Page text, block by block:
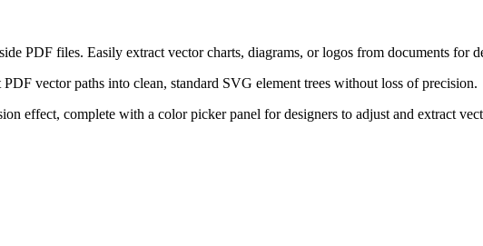
PDF files. Easily extract vector charts, diagrams, or logos from documents for
vector paths into clean, standard SVG element trees without loss of precision.
effect, complete with a color picker panel for designers to adjust and extract